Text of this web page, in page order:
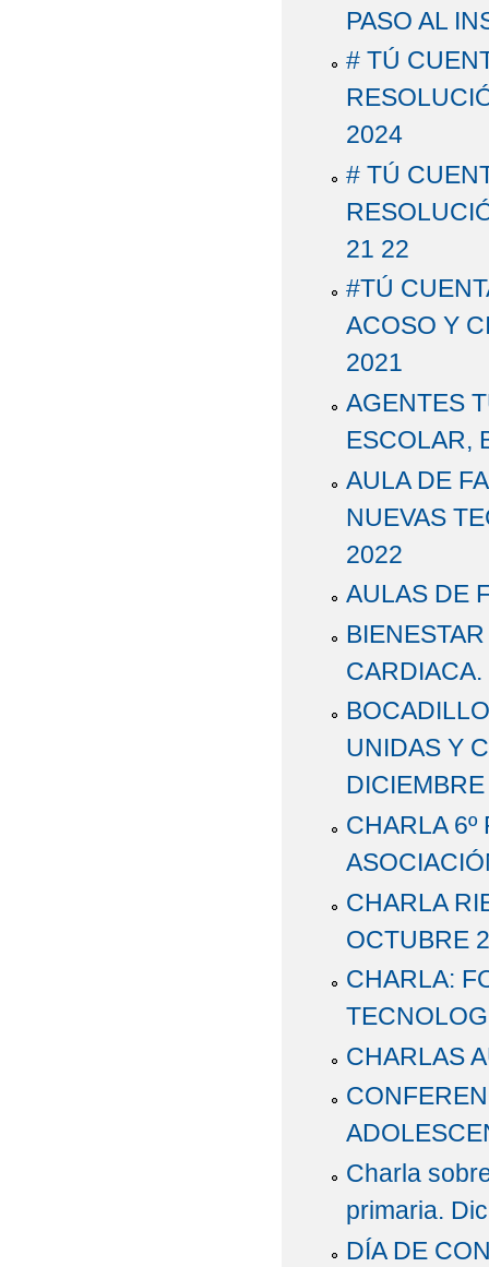
PASO AL
# TÚ
2024
# TÚ
21 22
#TÚ
ACOSO Y
2021
AGENTES
ESCOLAR,
AULA DE
NUEVAS
2022
AULAS DE
CARDIACA.
UNIDAS Y
CHARLA 6º
CHARLA
OCTUBRE
CHARLA:
CHARLAS
Charla
primaria.
DÍA DE